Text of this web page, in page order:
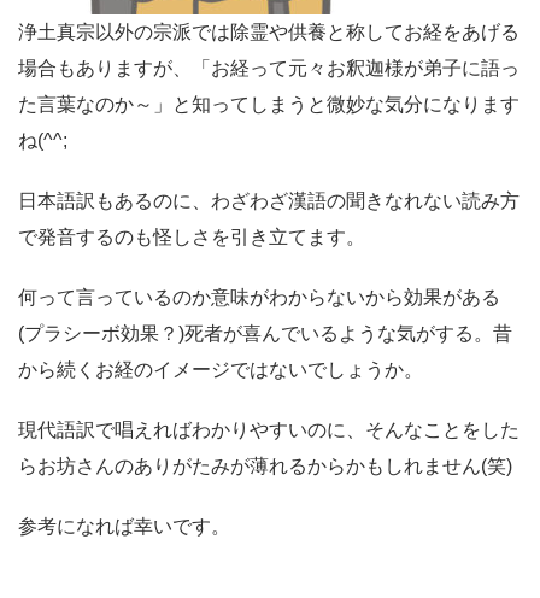
浄土真宗以外の宗派では除霊や供養と称してお経をあげる
場合もありますが、「お経って元々お釈迦様が弟子に語っ
た言葉なのか～」と知ってしまうと微妙な気分になります
ね(^^;
日本語訳もあるのに、わざわざ漢語の聞きなれない読み方
で発音するのも怪しさを引き立てます。
何って言っているのか意味がわからないから効果がある
(プラシーボ効果？)死者が喜んでいるような気がする。昔
から続くお経のイメージではないでしょうか。
現代語訳で唱えればわかりやすいのに、そんなことをした
らお坊さんのありがたみが薄れるからかもしれません(笑)
参考になれば幸いです。